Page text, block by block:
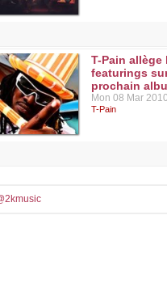
T-Pain allège
featurings
prochain
Mon 08 Mar 2010
T-Pain